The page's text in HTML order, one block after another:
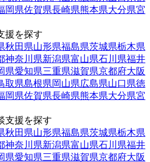
岡県佐賀県長崎県熊本県大分県宮
援を探す
秋田県山形県福島県茨城県栃木県
神奈川県新潟県富山県石川県福井
県愛知県三重県滋賀県京都府大阪
取県島根県岡山県広島県山口県徳
岡県佐賀県長崎県熊本県大分県宮
支援を探す
秋田県山形県福島県茨城県栃木県
神奈川県新潟県富山県石川県福井
県愛知県三重県滋賀県京都府大阪